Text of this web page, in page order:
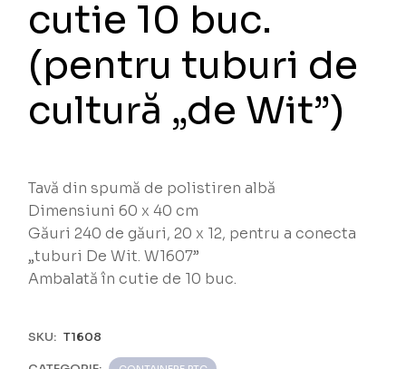
cutie 10 buc.
(pentru tuburi de
cultură „de Wit”)
Tavă din spumă de polistiren albă
Dimensiuni 60 x 40 cm
Găuri 240 de găuri, 20 x 12, pentru a conecta
„tuburi De Wit. W1607”
Ambalată în cutie de 10 buc.
SKU: T1608